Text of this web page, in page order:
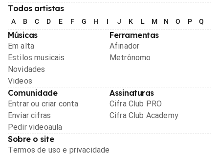
Todos artistas
A B C D E F G H I J K L M N O P Q
Músicas
Em alta
Estilos musicais
Novidades
Videos
Ferramentas
Afinador
Metrônomo
Comunidade
Entrar ou criar conta
Enviar cifras
Pedir videoaula
Assinaturas
Cifra Club PRO
Cifra Club Academy
Sobre o site
Termos de uso e privacidade